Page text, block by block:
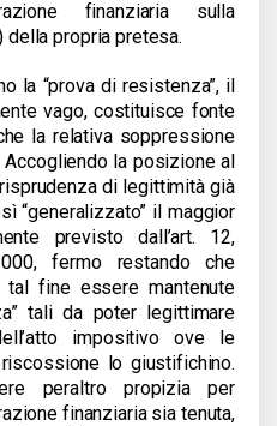
finanziaria sulla
propria pretesa.
la “prova di resistenza”, il
vago, costituisce fonte
la relativa soppressione
la posizione al
di legittimità già
“generalizzato” il maggior
previsto dall’art. 12,
fermo restando che
tal fine essere mantenute
tali da poter legittimare
impositivo ove le
lo giustifichino.
peraltro propizia per
finanziaria sia tenuta,